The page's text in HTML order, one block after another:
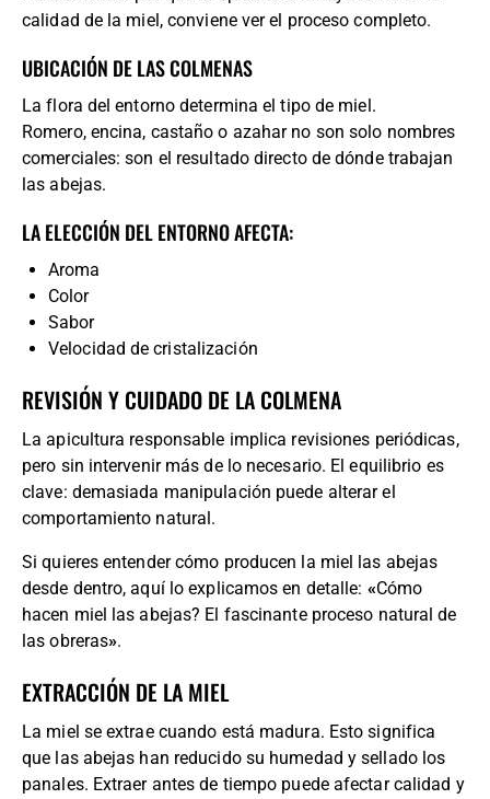
calidad de la miel, conviene ver el proceso completo.
UBICACIÓN DE LAS COLMENAS
La flora del entorno determina el tipo de miel.
Romero, encina, castaño o azahar no son solo nombres
comerciales: son el resultado directo de dónde trabajan
las abejas.
LA ELECCIÓN DEL ENTORNO AFECTA:
Aroma
Color
Sabor
Velocidad de cristalización
REVISIÓN Y CUIDADO DE LA COLMENA
La apicultura responsable implica revisiones periódicas,
pero sin intervenir más de lo necesario. El equilibrio es
clave: demasiada manipulación puede alterar el
comportamiento natural.
Si quieres entender cómo producen la miel las abejas
desde dentro, aquí lo explicamos en detalle: «Cómo
hacen miel las abejas? El fascinante proceso natural de
las obreras».
EXTRACCIÓN DE LA MIEL
La miel se extrae cuando está madura. Esto significa
que las abejas han reducido su humedad y sellado los
panales. Extraer antes de tiempo puede afectar calidad y